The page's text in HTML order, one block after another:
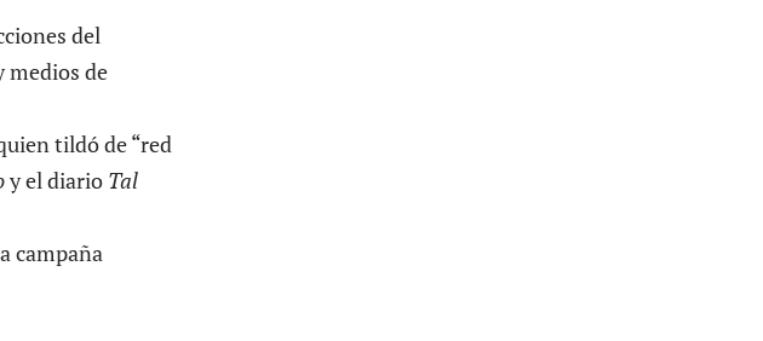
del
medios de
tildó de “red
y el diario Tal